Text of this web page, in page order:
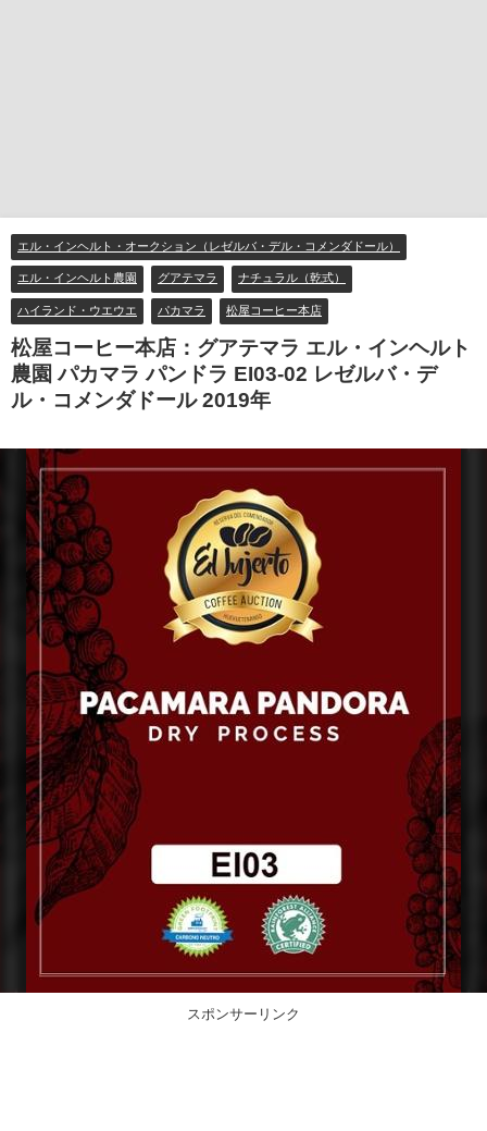
エル・インヘルト・オークション（レゼルバ・デル・コメンダドール）
エル・インヘルト農園 グアテマラ ナチュラル（乾式）
ハイランド・ウエウエ パカマラ 松屋コーヒー本店
松屋コーヒー本店：グアテマラ エル・インヘルト
農園 パカマラ パンドラ EI03-02 レゼルバ・デ
ル・コメンダドール 2019年
スポンサーリンク